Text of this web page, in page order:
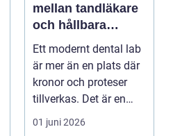
mellan tandläkare
och hållbara
leenden
Ett modernt dental lab
är mer än en plats där
kronor och proteser
tillverkas. Det är en
teknisk och ...
01 juni 2026